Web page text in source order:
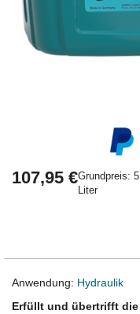
107,95 €Grundpreis:
Liter
Anwendung: Hydraulik
Erfüllt und übertrifft
der
Bildergalerie